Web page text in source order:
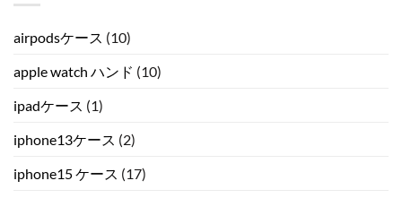
airpodsケース (10)
apple watch ハンド (10)
ipadケース (1)
iphone13ケース (2)
iphone15 ケース (17)